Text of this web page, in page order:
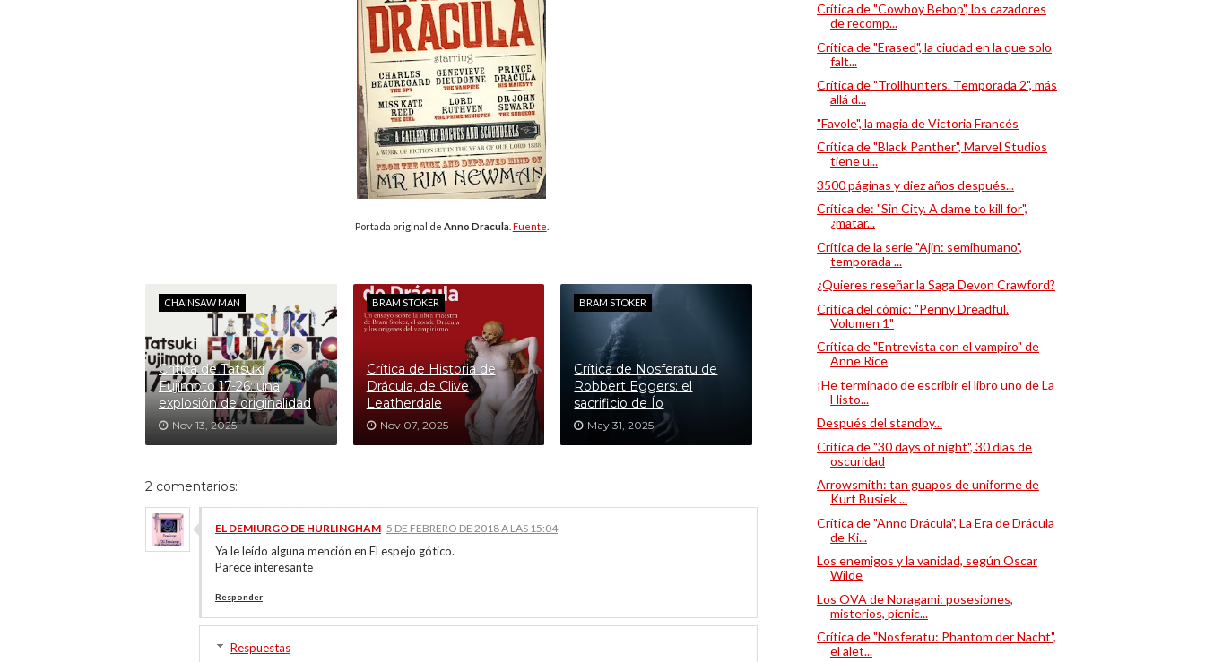
Portada original de Anno Dracula. Fuente
CHAINSAW MAN
Crítica de Tatsuki
Fujimoto 17-26: una
explosión de originalidad
Nov 13, 2025
BRAM STOKER
Crítica de Historia de
Drácula, de Clive
Leatherdale
Nov 07, 2025
BRAM STOKER
Crítica de Nosferatu de
Robbert Eggers: el
sacrificio de Ío
May 31, 2025
2 comentarios:
EL DEMIURGO DE HURLINGHAM 5 DE FEBRERO DE 2018 A LAS 15:04
Ya le leído alguna mención en El espejo gótico.
Parece interesante
Responder
Respuestas
Crítica de "Cowboy Bebop", los cazadores
de recomp...
Crítica de "Erased", la ciudad en la que solo
falt...
Crítica de "Trollhunters. Temporada 2", más
allá d...
"Favole", la magia de Victoria Francés
Crítica de "Black Panther", Marvel Studios
tiene u...
3500 páginas y diez años después...
Crítica de: "Sin City. A dame to kill for",
¿matar...
Crítica de la serie "Ajin: semihumano",
temporada ...
¿Quieres reseñar la Saga Devon Crawford?
Crítica del cómic: "Penny Dreadful.
Volumen 1"
Crítica de "Entrevista con el vampiro" de
Anne Rice
¡He terminado de escribir el libro uno de La
Histo...
Después del standby...
Crítica de "30 days of night", 30 días de
oscuridad
Arrowsmith: tan guapos de uniforme de
Kurt Busiek ...
Crítica de "Anno Drácula", La Era de Drácula
de Ki...
Los enemigos y la vanidad, según Oscar
Wilde
Los OVA de Noragami: posesiones,
misterios, pícnic...
Crítica de "Nosferatu: Phantom der Nacht",
el alet...